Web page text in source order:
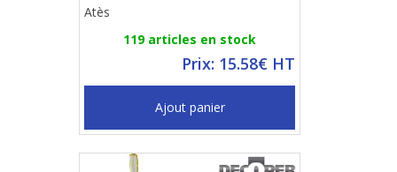
Atès
119 articles en stock
Prix: 15.58€ HT
Ajout panier